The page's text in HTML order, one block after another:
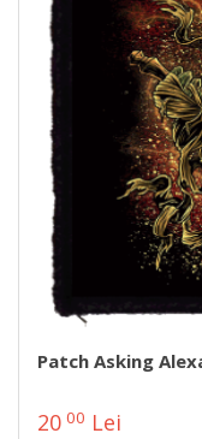
Patch Asking
20 00 Lei